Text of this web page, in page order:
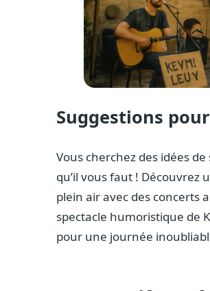
Suggestions
Vous cherchez des idées
qu’il vous faut ! Découvrez
plein air avec des concerts
spectacle humoristique de
pour une journée